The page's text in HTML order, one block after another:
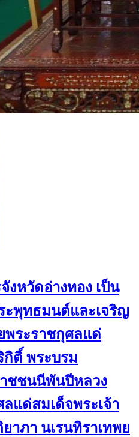
งหวัดอ่างทอง เป็น
ะพุทธมนต์และเจริญ
พระราชกุศลแด่
กิติ์ พระบรม
ชชนนีพันปีหลวง
แด่สมเด็จพระเจ้า
าภา นเรนทิราเทพย